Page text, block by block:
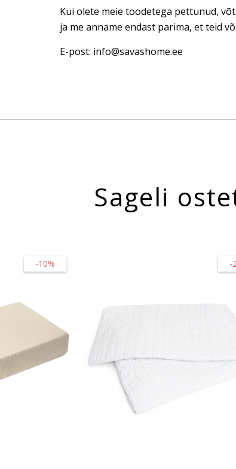
Kui olete meie toodetega pettunud,
ja me anname endast parima, et teid
E-post: info@savashome.ee
Sageli
-10% -